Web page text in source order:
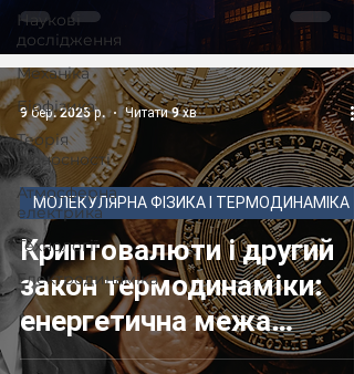
Наукові
дослідження
Механіка
Біофізика
Теорія
відносності
Атмосферна
електрика
Технології
Електродинаміка
Криптовалюти і другий
закон термодинаміки:
енергетична межа
децентралізованих
МОЛЕКУЛЯРНА ФІЗИКА І ТЕРМОДИНАМІКА
9 бер. 2025 р. Читати 9 хв